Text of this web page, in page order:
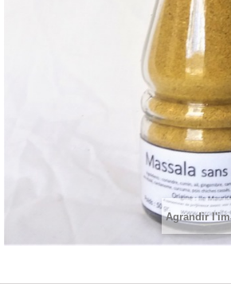
Agrandir